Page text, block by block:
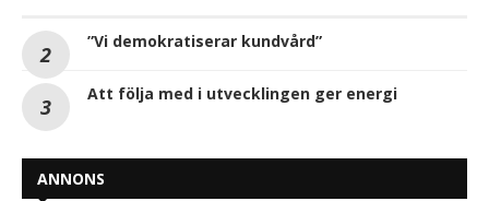
”Vi demokratiserar kundvård”
Att följa med i utvecklingen ger energi
ANNONS